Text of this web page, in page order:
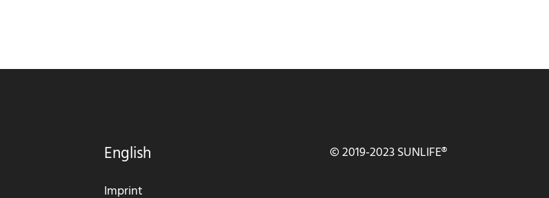
English
Imprint
© 2019-2023 SUNLIFE®